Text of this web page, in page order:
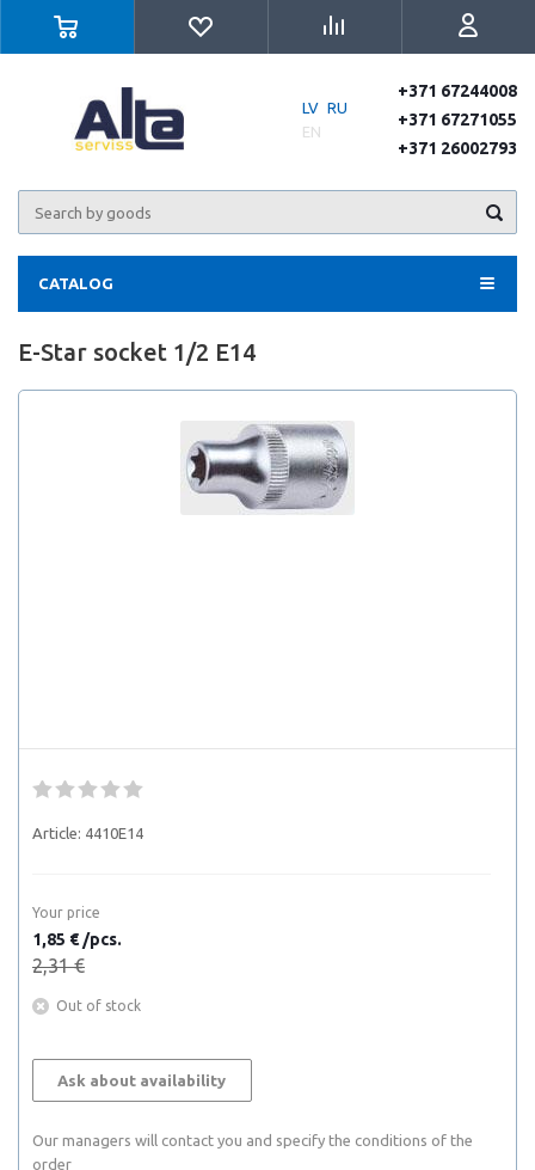
LV RU
EN
+371 67244008
+371 67271055
+371 26002793
CATALOG
E-Star socket 1/2 E14
Article: 4410E14
Your price
1,85 € /pcs.
2,31 €
Out of stock
Ask about availability
Our managers will contact you and specify the conditions of the
order